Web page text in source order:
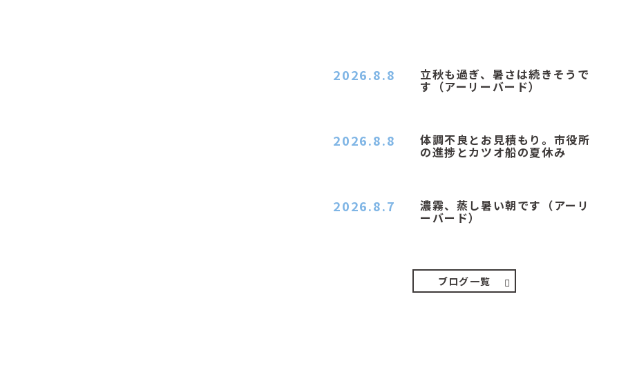
立秋も過ぎ、暑さは続きそうで
す（アーリーバード）
2026.8.8
体調不良とお見積もり。市役所
の進捗とカツオ船の夏休み
2026.8.8
濃霧、蒸し暑い朝です（アーリ
ーバード）
2026.8.7
ブログ一覧